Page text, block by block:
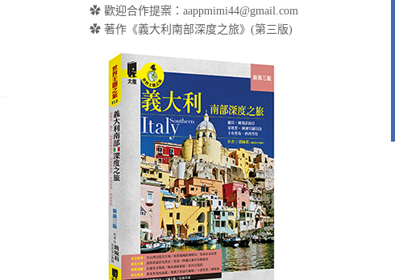
✿ 歡迎合作提案：aappmimi44@gmail.com
✿ 著作《義大利南部深度之旅》(第三版)